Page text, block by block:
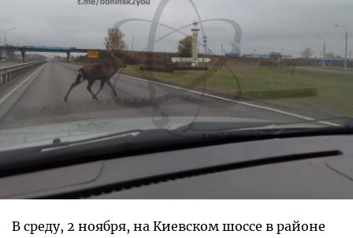
В среду, 2 ноября, на Киевском шоссе в районе